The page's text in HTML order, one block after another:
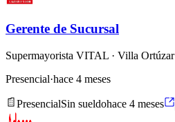
Gerente de Sucursal
Supermayorista VITAL · Villa Ortúzar
Presencial·hace 4 meses
PresencialSin sueldohace 4 meses